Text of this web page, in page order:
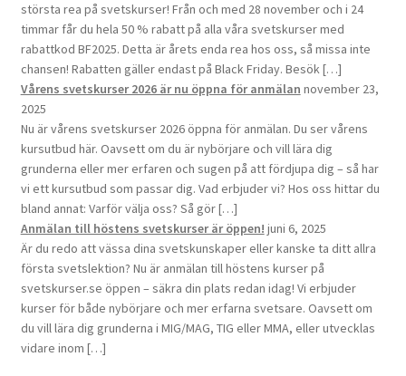
största rea på svetskurser! Från och med 28 november och i 24
timmar får du hela 50 % rabatt på alla våra svetskurser med
rabattkod BF2025. Detta är årets enda rea hos oss, så missa inte
chansen! Rabatten gäller endast på Black Friday. Besök […]
Vårens svetskurser 2026 är nu öppna för anmälan november 23,
2025
Nu är vårens svetskurser 2026 öppna för anmälan. Du ser vårens
kursutbud här. Oavsett om du är nybörjare och vill lära dig
grunderna eller mer erfaren och sugen på att fördjupa dig – så har
vi ett kursutbud som passar dig. Vad erbjuder vi? Hos oss hittar du
bland annat: Varför välja oss? Så gör […]
Anmälan till höstens svetskurser är öppen! juni 6, 2025
Är du redo att vässa dina svetskunskaper eller kanske ta ditt allra
första svetslektion? Nu är anmälan till höstens kurser på
svetskurser.se öppen – säkra din plats redan idag! Vi erbjuder
kurser för både nybörjare och mer erfarna svetsare. Oavsett om
du vill lära dig grunderna i MIG/MAG, TIG eller MMA, eller utvecklas
vidare inom […]